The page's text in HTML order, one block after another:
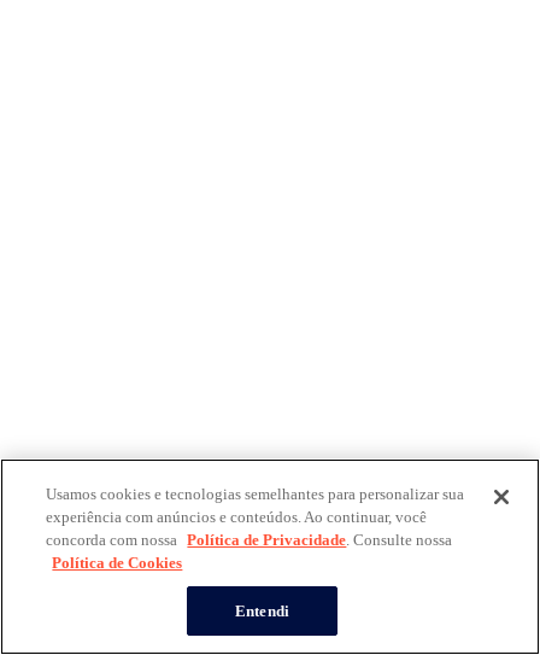
Usamos cookies e tecnologias semelhantes para personalizar sua
experiência com anúncios e conteúdos. Ao continuar, você
concorda com nossa Política de Privacidade. Consulte nossa
Política de Cookies
Entendi